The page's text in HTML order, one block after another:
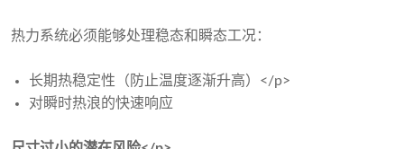
热力系统必须能够处理稳态和瞬态工况：
长期热稳定性（防止温度逐渐升高）</p>
对瞬时热浪的快速响应